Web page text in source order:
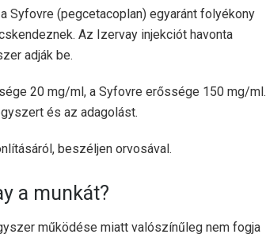
Syfovre (pegcetacoplan) egyaránt folyékony
Az Izervay injekciót havonta
adják be.
20 mg/ml, a Syfovre erőssége 150 mg/ml.
és az adagolást.
beszéljen orvosával.
a munkát?
működése miatt valószínűleg nem fogja